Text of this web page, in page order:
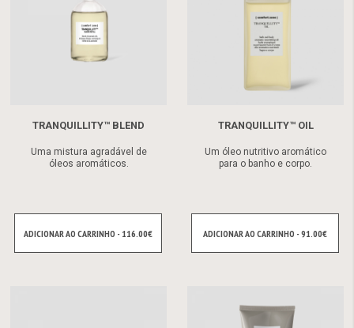
TRANQUILLITY™ BLEND
Uma mistura agradável de
óleos aromáticos.
ADICIONAR AO CARRINHO - 116.00€
TRANQUILLITY™ OIL
Um óleo nutritivo aromático
para o banho e corpo.
ADICIONAR AO CARRINHO - 91.00€